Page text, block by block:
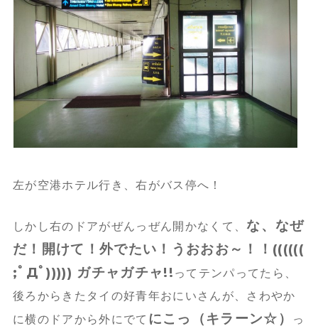
左が空港ホテル行き、右がバス停へ！
しかし右のドアがぜんっぜん開かなくて、 な、なぜ
だ！開けて！外でたい！うおおお～！！((((((
;ﾟДﾟ))))) ガチャガチャ!! ってテンパってたら、
後ろからきたタイの好青年おにいさんが、さわやか
に横のドアから外にでて にこっ（キラーン☆）
っ